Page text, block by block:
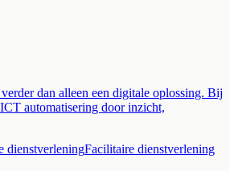
dan alleen een digitale oplossing. Bij
automatisering door inzicht,
dienstverleningFacilitaire dienstverlening